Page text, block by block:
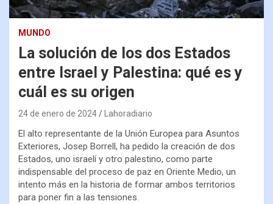
MUNDO
La solución de los dos Estados
entre Israel y Palestina: qué es y
cuál es su origen
24 de enero de 2024 Lahoradiario
El alto representante de la Unión Europea para Asuntos
Exteriores, Josep Borrell, ha pedido la creación de dos
Estados, uno israelí y otro palestino, como parte
indispensable del proceso de paz en Oriente Medio, un
intento más en la historia de formar ambos territorios
para poner fin a las tensiones.